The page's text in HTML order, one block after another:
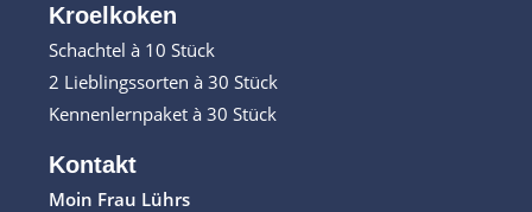
Kroelkoken
Schachtel à 10 Stück
2 Lieblingssorten à 30 Stück
Kennenlernpaket à 30 Stück
Kontakt
Moin Frau Lührs